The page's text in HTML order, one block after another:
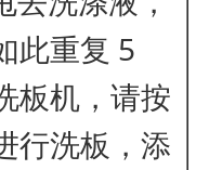
此重复 5
板机，请按
行洗板，添